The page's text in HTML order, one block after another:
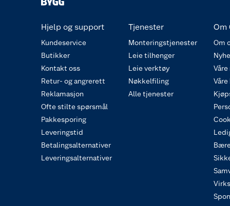
Hjelp og support
Kundeservice
Butikker
Kontakt oss
Retur- og angrerett
Reklamasjon
Ofte stilte spørsmål
Pakkesporing
Leveringstid
Betalingsalternativer
Leveringsalternativer
Tjenester
Monteringstjenester
Leie tilhenger
Leie verktøy
Nøkkelfiling
Alle tjenester
Om
Om